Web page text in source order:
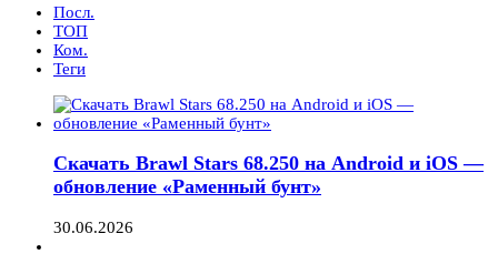
Посл.
ТОП
Ком.
Теги
Скачать Brawl Stars 68.250 на Android и iOS —
обновление «Раменный бунт»
30.06.2026